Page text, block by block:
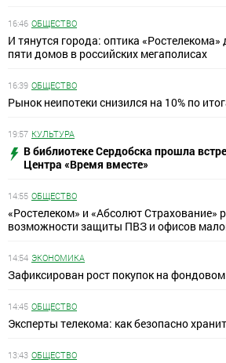
16:46 ОБЩЕСТВО
И тянутся города: оптика «Ростелекома»
пяти домов в российских мегаполисах
16:39 ОБЩЕСТВО
Рынок неипотеки снизился на 10% по
19:57 КУЛЬТУРА
В библиотеке Сердобска прошла
Центра «Время вместе»
14:55 ОБЩЕСТВО
«Ростелеком» и «Абсолют Страхование»
возможности защиты ПВЗ и офисов
14:54 ЭКОНОМИКА
Зафиксирован рост покупок на
14:45 ОБЩЕСТВО
Эксперты телекома: как безопасно
13:43 ОБЩЕСТВО